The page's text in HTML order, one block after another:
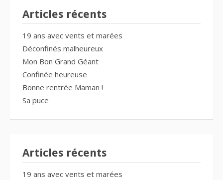
Articles récents
19 ans avec vents et marées
Déconfinés malheureux
Mon Bon Grand Géant
Confinée heureuse
Bonne rentrée Maman !
Sa puce
Articles récents
19 ans avec vents et marées